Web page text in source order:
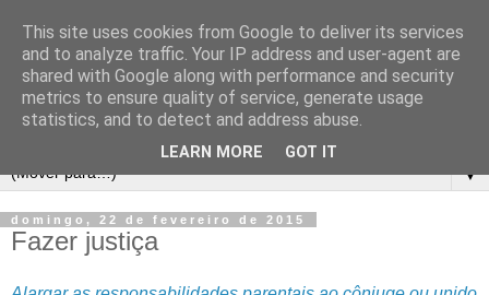
▼
domingo, 22 de fevereiro de 2015
Fazer justiça
This site uses cookies from Google to deliver its services
and to analyze traffic. Your IP address and user-agent are
shared with Google along with performance and security
metrics to ensure quality of service, generate usage
statistics, and to detect and address abuse.
LEARN MORE GOT IT